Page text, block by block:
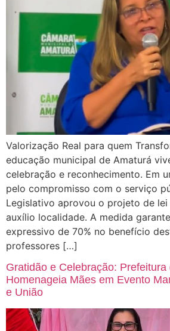
Valorização Real para quem
educação municipal de Amaturá
celebração e reconhecimento. Em
pelo compromisso com o serviço
Legislativo aprovou o projeto de
auxílio localidade. A medida
expressivo de 70% no benefício
professores […]
Gratidão e Celebração: Prefeitura
Homenageia Mães em Evento
e União